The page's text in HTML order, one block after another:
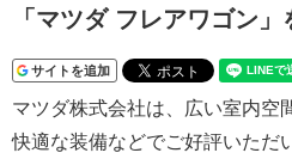
「マツダ フレアワゴン」
サイトを追加
マツダ株式会社は、広い室内空
快適な装備などでご好評いただ